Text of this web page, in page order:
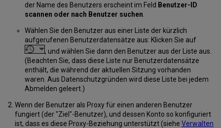
der Name des Benutzers erscheint im Feld Benutzer-ID
scannen oder nach Benutzer suchen
Wählen Sie den Benutzer aus einer Liste der kürzlich
aufgerufenen Benutzerdatensätze aus: Klicken Sie auf
, und wählen Sie dann den Benutzer aus der Liste aus.
(Beachten Sie, dass diese Liste nur Benutzerdatensätze
enthält, die während der aktuellen Sitzung vorhanden
waren. Aus Datenschutzgründen wird diese Liste bei jedem
Abmelden geleert.)
Wenn der Benutzer als Proxy für einen anderen Benutzer
fungiert (der "Ziel"-Benutzer), und dessen Konto so konfiguriert
ist, dass es diese Proxy-Beziehung unterstützt (siehe Verwalten